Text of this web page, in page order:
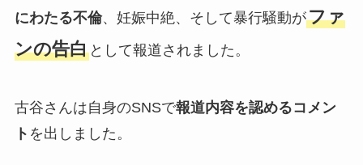
にわたる不倫、妊娠中絶、そして暴行騒動がファ
ンの告白として報道されました。
古谷さんは自身のSNSで報道内容を認めるコメン
ト を出しました。